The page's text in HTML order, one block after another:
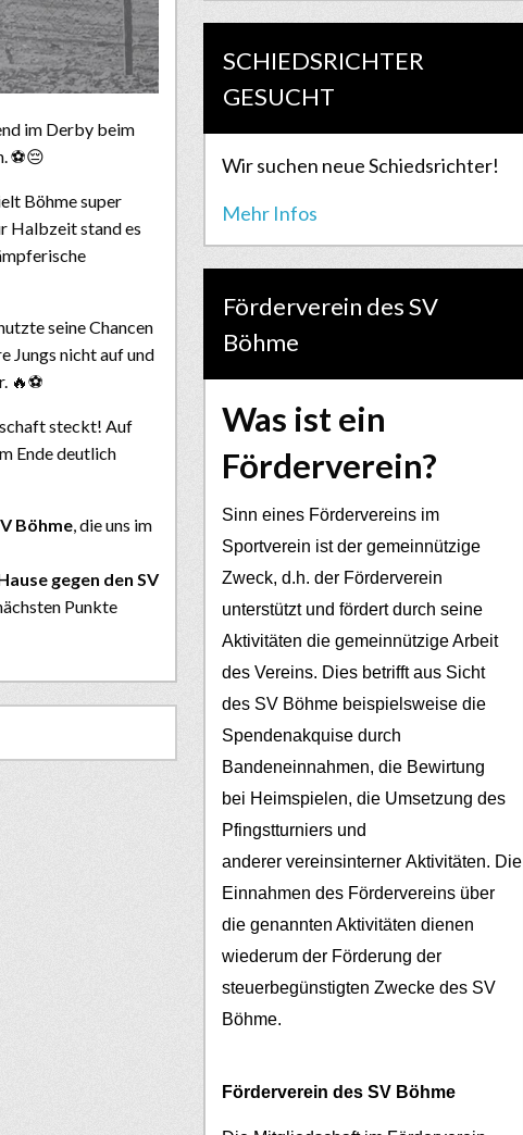
im Derby beim
⚽😔
Böhme super
Halbzeit stand es
seine Chancen
Jungs nicht auf und
🔥⚽
steckt! Auf
Ende deutlich
Böhme , die uns im
gegen den SV
Punkte
SCHIEDSRICHTER
GESUCHT
Wir suchen neue Schiedsrichter!
Mehr Infos
Förderverein des SV
Böhme
Was ist ein
Förderverein?
Sinn eines Fördervereins im
Sportverein ist der gemeinnützige
Zweck, d.h. der Förderverein
unterstützt und fördert durch seine
Aktivitäten die gemeinnützige Arbeit
des Vereins. Dies betrifft aus Sicht
des SV Böhme beispielsweise die
Spendenakquise durch
Bandeneinnahmen, die Bewirtung
bei Heimspielen, die Umsetzung des
Pfingstturniers und
anderer vereinsinterner Aktivitäten. Die
Einnahmen des Fördervereins über
die genannten Aktivitäten dienen
wiederum der Förderung der
steuerbegünstigten Zwecke des SV
Böhme.
Förderverein des SV Böhme